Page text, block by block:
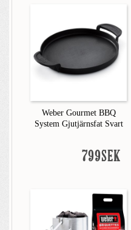
Weber Gourmet BBQ
System Gjutjärnsfat Svart
799SEK